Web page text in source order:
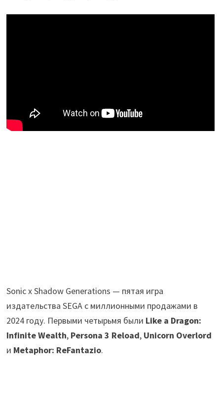
Sonic x Shadow Generations — пятая игра
издательства SEGA с миллионными продажами в
2024 году. Первыми четырьмя были Like a Dragon:
Infinite Wealth, Persona 3 Reload, Unicorn Overlord
и Metaphor: ReFantazio.